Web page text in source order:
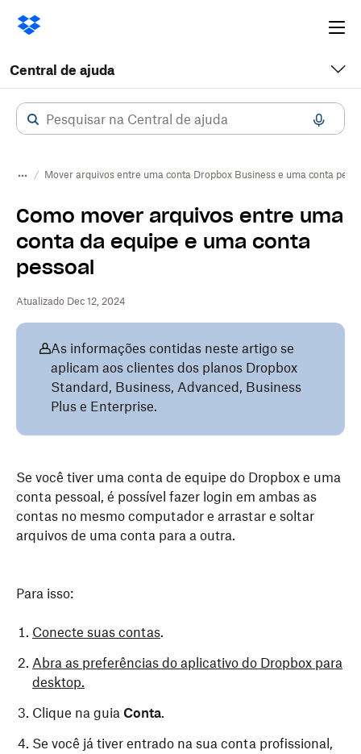
Central de ajuda
Mover arquivos entre uma conta Dropbox Business e uma conta
Como mover arquivos entre uma
conta da equipe e uma conta
pessoal
Atualizado Dec 12, 2024
As informações contidas neste artigo se
aplicam aos clientes dos planos Dropbox
Standard, Business, Advanced, Business
Plus e Enterprise.
Se você tiver uma conta de equipe do Dropbox e uma
conta pessoal, é possível fazer login em ambas as
contas no mesmo computador e arrastar e soltar
arquivos de uma conta para a outra.
Para isso:
Conecte suas contas.
Abra as preferências do aplicativo do Dropbox para
desktop.
Clique na guia Conta.
Se você já tiver entrado na sua conta profissional,